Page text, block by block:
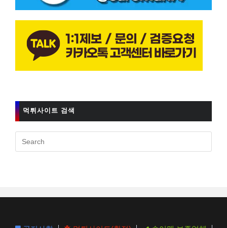
먹튀사이트 검색